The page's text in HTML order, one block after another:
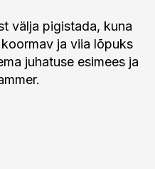
välja pigistada, kuna
ja viia lõpuks
juhatuse esimees ja